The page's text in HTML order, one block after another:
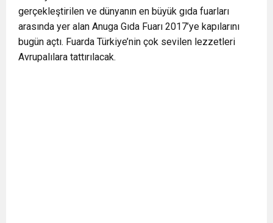
0:12 Nar suyunun antioksidan seviyesi yeşil çaydan
daha yüksek
0:07
gerçekleştirilen ve dünyanın en büyük gıda fuarları
arasında yer alan Anuga Gıda Fuarı 2017’ye kapılarını
bugün açtı. Fuarda Türkiye’nin çok sevilen lezzetleri
Avrupalılara tattırılacak.